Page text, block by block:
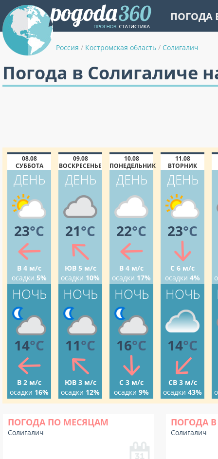
ПОГОДА
Россия / Костромская область / Солигалич
Погода в Солигаличе
08.08
СУББОТА
ДЕНЬ
23°C
В 4 м/с
осадки 5%
НОЧЬ
14°C
В 2 м/с
осадки 16%
09.08
ВОСКРЕСЕНЬЕ
ДЕНЬ
21°C
ЮВ 5 м/с
осадки 10%
НОЧЬ
11°C
ЮВ 3 м/с
осадки 12%
10.08
ПОНЕДЕЛЬНИК
ДЕНЬ
22°C
В 4 м/с
осадки 17%
НОЧЬ
16°C
С 3 м/с
осадки 9%
11.08
ВТОРНИК
ДЕНЬ
23°C
С 6 м/с
осадки 4%
НОЧЬ
14°C
СВ 3 м/с
осадки 43%
ПОГОДА ПО МЕСЯЦАМ
Солигалич
ПОГОДА В
Солигалич